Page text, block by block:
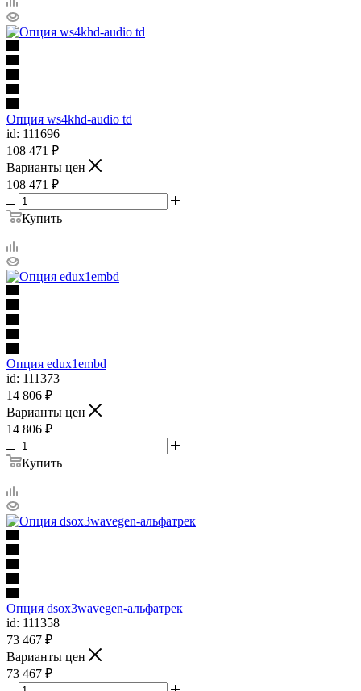
Опция ws4khd-audio td
id: 111696
108 471 ₽
Варианты цен
108 471 ₽
Купить
Опция edux1embd
id: 111373
14 806 ₽
Варианты цен
14 806 ₽
Купить
Опция dsox3wavegen-альфатрек
id: 111358
73 467 ₽
Варианты цен
73 467 ₽